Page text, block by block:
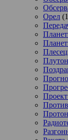
Орел
Плутон